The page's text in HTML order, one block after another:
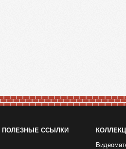
ПОЛЕЗНЫЕ ССЫЛКИ